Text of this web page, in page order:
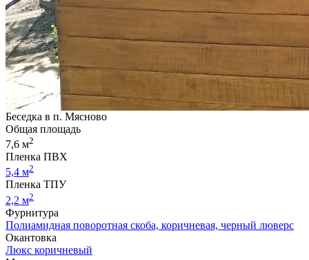
Беседка в п. Мясново
Общая площадь
7,6 м2
Пленка ПВХ
5,4 м2
Пленка ТПУ
2,2 м2
Фурнитура
Полиамидная поворотная скоба, коричневая, черный люверс
Окантовка
Люкс коричневый